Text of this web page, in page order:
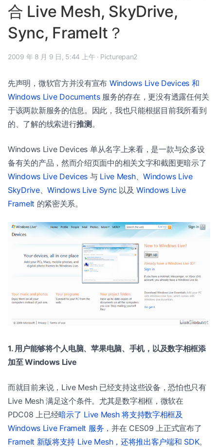
合 Live Mesh, SkyDrive,
Sync, FrameIt？
2009 年 8 月 9 日, 5:44 上午 · Picturepan2
先声明，微软官方并没有宣布 Windows Live Devices 和
Windows Live Documents服务的存在，更没有透露任何关
于该两款新服务的信息。因此，我也只能根据目前我所看到
的、了解的线索进行推测 。
Windows Live Devices 单从名字上来看，是一款与众多设
备有关的产品，然而介绍页面中的相关文字和截图更暗示了
Windows Live Devices 与 Live Mesh、Windows Live
SkyDrive、Windows Live Sync 以及Windows Live
FrameIt 的紧密关系。
1. 用户能够将个人电脑、苹果电脑、手机，以及数字相框添
加至 Windows Live
而就目前来说，Live Mesh 已经支持这些设备，恐怕也只有
Live Mesh 满足这个条件。尤其是数字相框，微软在
PDC08 上已经暗示了 Live Mesh 将支持数字相框及
Windows Live FrameIt 服务 ，并在 CES09 上正式宣布了
FrameIt 新版将支持 Live Mesh，还将推出客户端和 SDK。